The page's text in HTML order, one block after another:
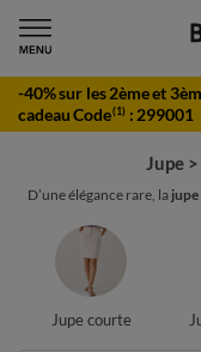
-40% sur les 2ème et
cadeau Code(1) : 299001
Jupe >
D’une élégance rare, la
Jupe courte